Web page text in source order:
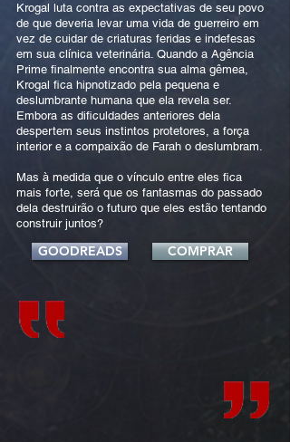
Krogal luta contra as expectativas de seu povo
de que deveria levar uma vida de guerreiro em
vez de cuidar de criaturas feridas e indefesas
em sua clínica veterinária. Quando a Agência
Prime finalmente encontra sua alma gêmea,
Krogal fica hipnotizado pela pequena e
deslumbrante humana que ela revela ser.
Embora as dificuldades anteriores dela
despertem seus instintos protetores, a força
interior e a compaixão de Farah o deslumbram.
Mas à medida que o vínculo entre eles fica
mais forte, será que os fantasmas do passado
dela destruirão o futuro que eles estão tentando
construir juntos?
GOODREADS COMPRAR